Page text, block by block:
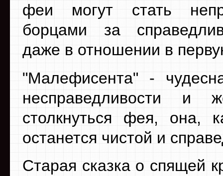
феи могут стать
борцами за
даже в отношении в
"Малефисента" -
несправедливости и
столкнуться фея, она,
останется чистой и
Старая сказка о спящей